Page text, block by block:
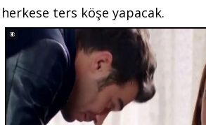
herkese ters köşe yapacak.